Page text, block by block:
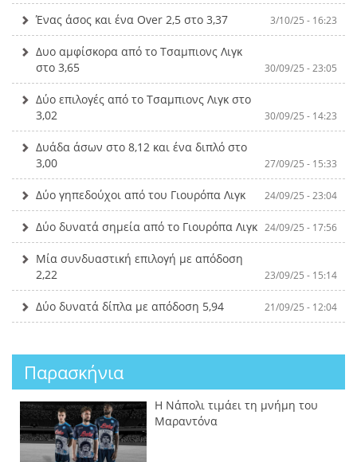
Ένας άσος και ένα Over 2,5 στο 3,37 3/10/25 - 16:23
Δυο αμφίσκορα από το Τσαμπιονς Λιγκ
στο 3,65
30/09/25 - 23:05
Δύο επιλογές από το Τσαμπιονς Λιγκ στο
3,02
30/09/25 - 14:23
Δυάδα άσων στο 8,12 και ένα διπλό στο
3,00
27/09/25 - 15:33
Δύο γηπεδούχοι από του Γιουρόπα Λιγκ 24/09/25 - 23:04
Δύο δυνατά σημεία από το Γιουρόπα Λιγκ 24/09/25 - 17:56
Μία συνδυαστική επιλογή με απόδοση
2,22
23/09/25 - 15:14
Δύο δυνατά δίπλα με απόδοση 5,94 21/09/25 - 12:04
Παρασκήνια
Η Νάπολι τιμάει τη μνήμη του
Μαραντόνα